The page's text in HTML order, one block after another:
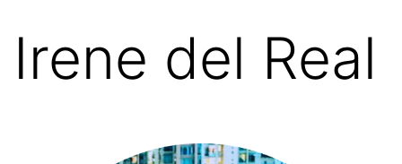
Irene del Real